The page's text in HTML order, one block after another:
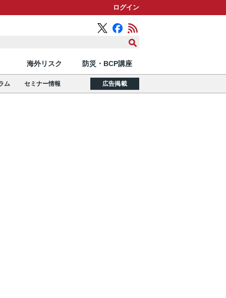
ログイン
海外リスク 防災・BCP講座
ム セミナー情報 広告掲載